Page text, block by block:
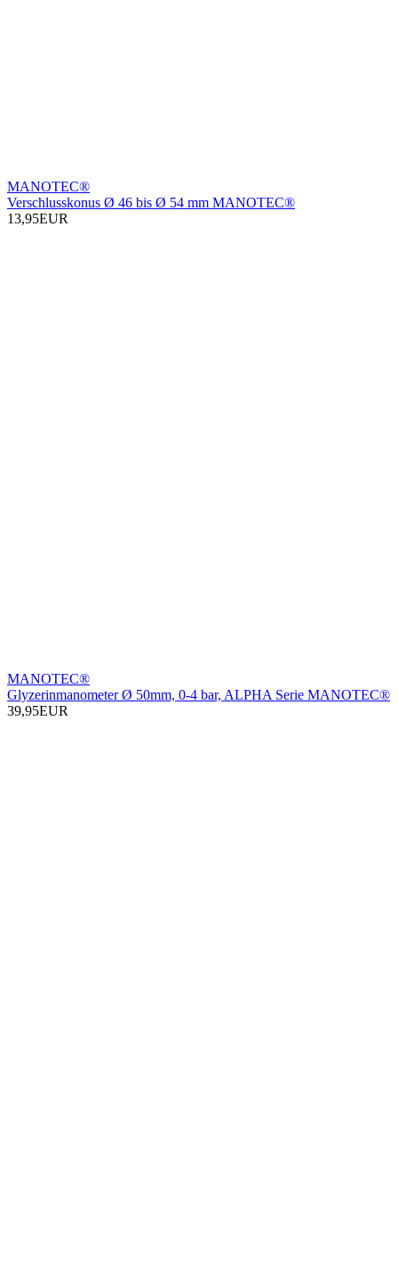
MANOTEC®
Verschlusskonus Ø 46 bis Ø 54 mm MANOTEC®
13,95EUR
MANOTEC®
Glyzerinmanometer Ø 50mm, 0-4 bar, ALPHA Serie MANOTEC®
39,95EUR